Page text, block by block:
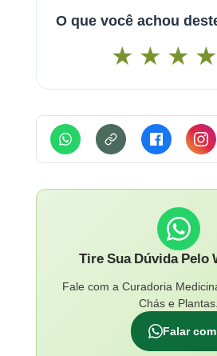
O que você achou
★ ★ ★ ★
Tire Sua Dúvida Pelo
Fale com a Curadoria
Chás e Plantas.
Falar